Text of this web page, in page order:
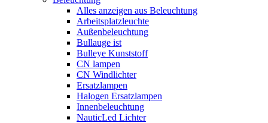
Alles anzeigen aus Beleuchtung
Arbeitsplatzleuchte
Außenbeleuchtung
Bullauge ist
Bulleye Kunststoff
CN lampen
CN Windlichter
Ersatzlampen
Halogen Ersatzlampen
Innenbeleuchtung
NauticLed Lichter